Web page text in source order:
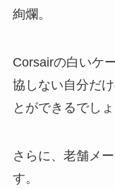
絢爛。
Corsairの白いケ
協しない自分だ
とができるでしょ
さらに、老舗メ
す。